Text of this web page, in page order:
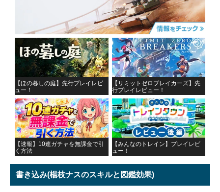
【ほの暮しの庭】先行プレイレビ
ュー！
【リミットゼロブレイカーズ】先
行プレイレビュー！
【速報】10連ガチャを無課金で引
く方法
【みんなのトレイン】プレイレビ
ュー！
書き込み(楊枝ナスのスキルと図鑑効果)